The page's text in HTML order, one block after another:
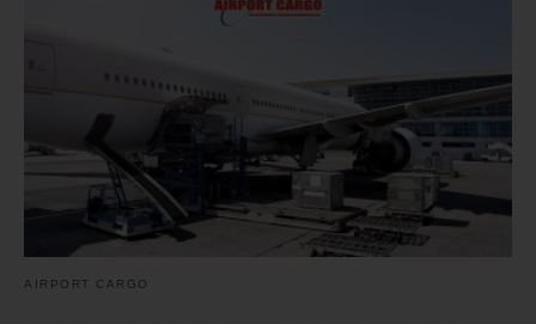
AIRPORT CARGO